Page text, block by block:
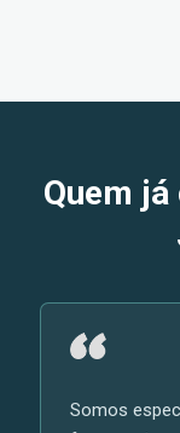
Quem
Somos